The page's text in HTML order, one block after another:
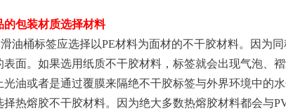
的包装材质选择材料
桶标签应选择以PE材料为面材的不干胶材料。因为
表面。如果选用纸质不干胶材料，标签就会出现气泡、
光油或者是通过覆膜来隔绝不干胶标签与外界环境中的
择热熔胶不干胶材料。因为绝大多数热熔胶材料都会与